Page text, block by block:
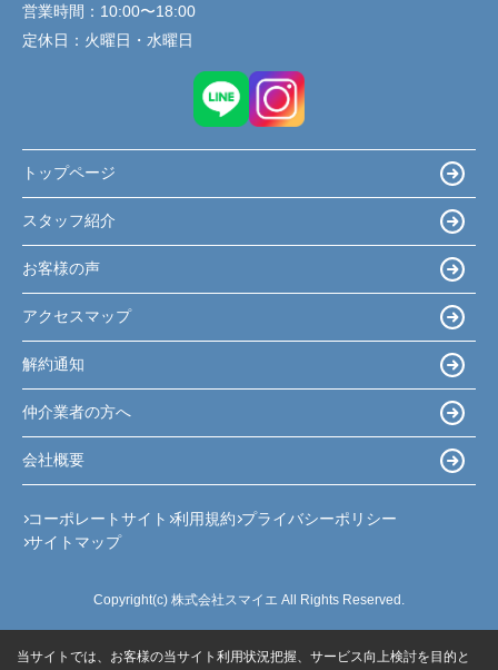
営業時間： 10:00〜18:00
定休日： 火曜日・水曜日
トップページ
スタッフ紹介
お客様の声
アクセスマップ
解約通知
仲介業者の方へ
会社概要
コーポレートサイト 利用規約 プライバシーポリシー
サイトマップ
Copyright(c) 株式会社スマイエ All Rights Reserved.
当サイトでは、お客様の当サイト利用状況把握、サービス向上検討を目的と